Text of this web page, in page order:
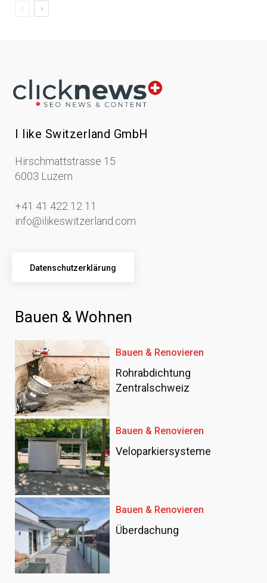
I like Switzerland GmbH
Hirschmattstrasse 15
6003 Luzern
+41 41 422 12 11
info@ilikeswitzerland.com
Datenschutzerklärung
Bauen & Wohnen
Bauen & Renovieren
Rohrabdichtung
Zentralschweiz
Bauen & Renovieren
Veloparkiersysteme
Bauen & Renovieren
Überdachung